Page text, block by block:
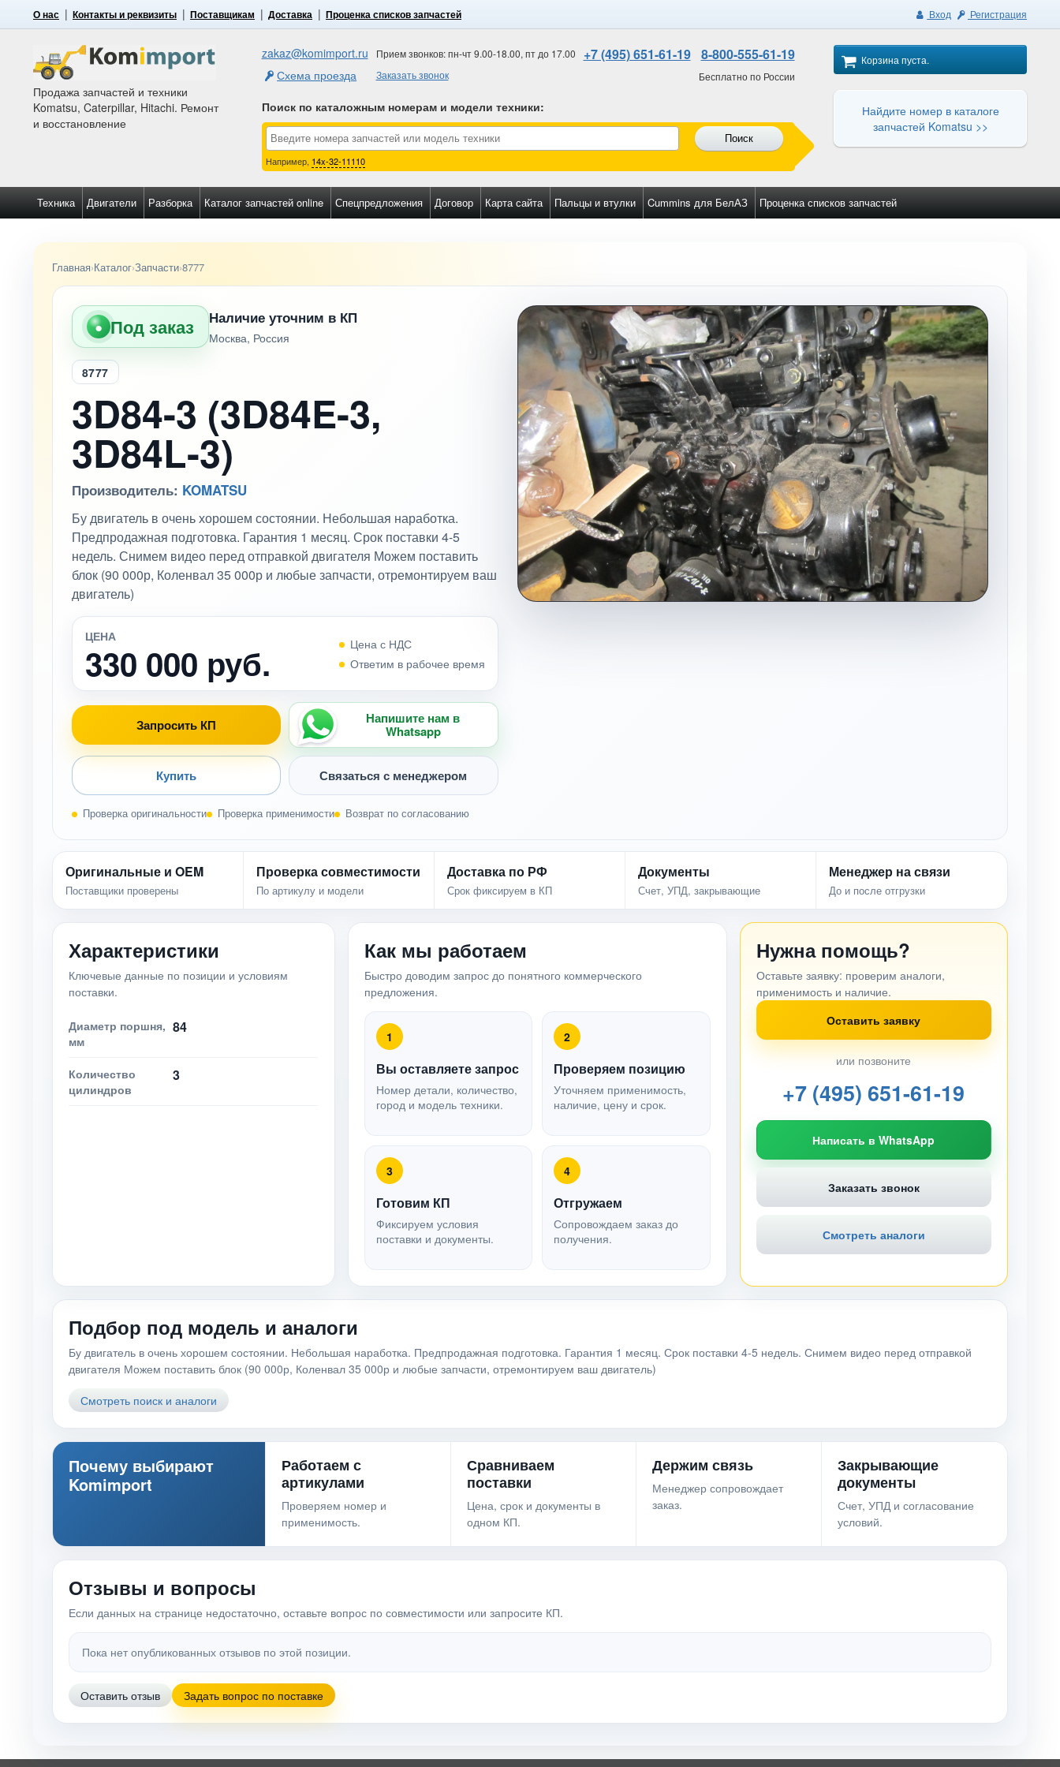
О нас Контакты и реквизиты Поставщикам Доставка Проценка списков запчастей Вход Регистрация
Продажа запчастей и техники
Komatsu, Caterpillar, Hitachi. Ремонт
и восстановление
zakaz@komimport.ru
Схема проезда
Прием звонков: пн-чт 9.00-18.00, пт до 17.00
Заказать звонок
+7 (495) 651-61-19 8-800-555-61-19
Бесплатно по России
Поиск по каталожным номерам и модели техники:
Поиск
Например, 14x-32-11110
Корзина пуста.
Найдите номер в каталоге
запчастей Komatsu >>
Техника Двигатели Разборка Каталог запчастей online Спецпредложения Договор Карта сайта Пальцы и втулки Cummins для БелАЗ Проценка списков запчастей
Главная›Каталог›Запчасти›8777
● Под заказ Наличие уточним в КП
Москва, Россия
8777
3D84-3 (3D84E-3,
3D84L-3)
Производитель: KOMATSU
Бу двигатель в очень хорошем состоянии. Небольшая наработка.
Предпродажная подготовка. Гарантия 1 месяц. Срок поставки 4-5
недель. Снимем видео перед отправкой двигателя Можем поставить
блок (90 000р, Коленвал 35 000р и любые запчасти, отремонтируем ваш
двигатель)
ЦЕНА
330 000 руб.
Цена с НДС
Ответим в рабочее время
Запросить КП Напишите нам в
Whatsapp
Купить Связаться с менеджером
Проверка оригинальности Проверка применимости Возврат по согласованию
Оригинальные и OEM
Поставщики проверены
Проверка совместимости
По артикулу и модели
Доставка по РФ
Срок фиксируем в КП
Документы
Счет, УПД, закрывающие
Менеджер на связи
До и после отгрузки
Характеристики
Ключевые данные по позиции и условиям
поставки.
Диаметр поршня,
мм
84
Количество
цилиндров
3
Как мы работаем
Быстро доводим запрос до понятного коммерческого
предложения.
1
Вы оставляете запрос
Номер детали, количество,
город и модель техники.
2
Проверяем позицию
Уточняем применимость,
наличие, цену и срок.
3
Готовим КП
Фиксируем условия
поставки и документы.
4
Отгружаем
Сопровождаем заказ до
получения.
Нужна помощь?
Оставьте заявку: проверим аналоги,
применимость и наличие.
Оставить заявку
или позвоните
+7 (495) 651-61-19
Написать в WhatsApp
Заказать звонок
Смотреть аналоги
Подбор под модель и аналоги
Бу двигатель в очень хорошем состоянии. Небольшая наработка. Предпродажная подготовка. Гарантия 1 месяц. Срок поставки 4-5 недель. Снимем видео перед отправкой
двигателя Можем поставить блок (90 000р, Коленвал 35 000р и любые запчасти, отремонтируем ваш двигатель)
Смотреть поиск и аналоги
Почему выбирают
Komimport
Работаем с
артикулами
Проверяем номер и
применимость.
Сравниваем
поставки
Цена, срок и документы в
одном КП.
Держим связь
Менеджер сопровождает
заказ.
Закрывающие
документы
Счет, УПД и согласование
условий.
Отзывы и вопросы
Если данных на странице недостаточно, оставьте вопрос по совместимости или запросите КП.
Пока нет опубликованных отзывов по этой позиции.
Оставить отзыв Задать вопрос по поставке